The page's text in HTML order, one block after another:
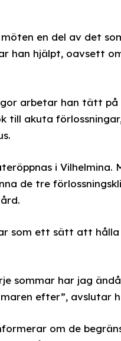
en del av det
han hjälpt, oavsett
arbetar han tätt på
till akuta
i Vilhelmina.
de tre
som ett sätt att hålla
sommar har jag ändå
efter”, avslutar
om de